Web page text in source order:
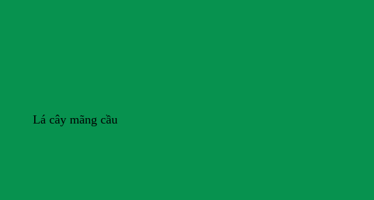
Lá cây mãng cầu